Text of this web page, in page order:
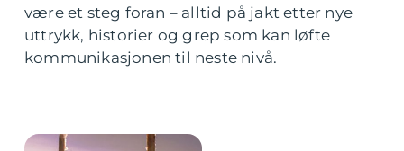
være et steg foran – alltid på jakt etter nye
uttrykk, historier og grep som kan løfte
kommunikasjonen til neste nivå.